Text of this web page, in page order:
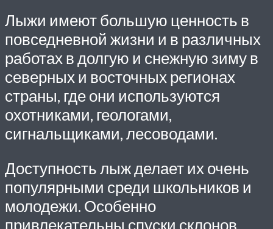
Лыжи имеют большую ценность в
повседневной жизни и в различных
работах в долгую и снежную зиму в
северных и восточных регионах
страны, где они используются
охотниками, геологами,
сигнальщиками, лесоводами.
Доступность лыж делает их очень
популярными среди школьников и
молодежи. Особенно
привлекательны спуски склонов